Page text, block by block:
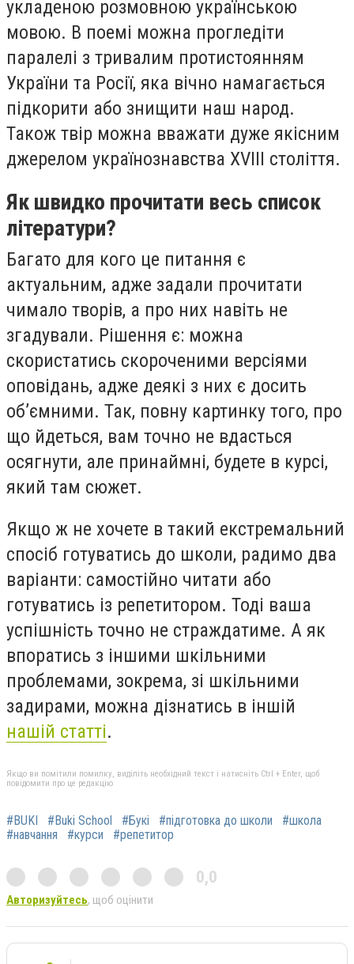
укладеною розмовною українською
мовою. В поемі можна прогледіти
паралелі з тривалим протистоянням
України та Росії, яка вічно намагається
підкорити або знищити наш народ.
Також твір можна вважати дуже якісним
джерелом українознавства XVIII століття.
Як швидко прочитати весь список
літератури?
Багато для кого це питання є
актуальним, адже задали прочитати
чимало творів, а про них навіть не
згадували. Рішення є: можна
скористатись скороченими версіями
оповідань, адже деякі з них є досить
об’ємними. Так, повну картинку того, про
що йдеться, вам точно не вдасться
осягнути, але принаймні, будете в курсі,
який там сюжет.
Якщо ж не хочете в такий екстремальний
спосіб готуватись до школи, радимо два
варіанти: самостійно читати або
готуватись із репетитором. Тоді ваша
успішність точно не страждатиме. А як
впоратись з іншими шкільними
проблемами, зокрема, зі шкільними
задирами, можна дізнатись в іншій
нашій статті.
Якщо ви помітили помилку, виділіть необхідний текст і натисніть Ctrl + Enter, щоб
повідомити про це редакцію
#BUKI #Buki School #Букі #підготовка до школи
#школа
#навчання
#курси #репетитор
0,0
Авторизуйтесь, щоб оцінити